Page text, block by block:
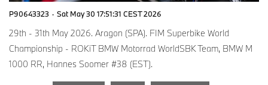
P90643323 · Sat May 30 17:51:31 CEST 2026
29th - 31th May 2026. Aragon (SPA). FIM Superbike World
Championship - ROKiT BMW Motorrad WorldSBK Team, BMW M
1000 RR, Hannes Soomer #38 (EST).